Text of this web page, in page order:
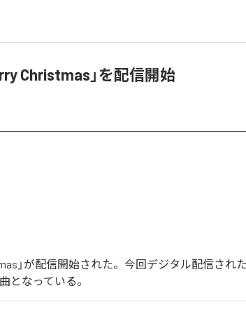
Christmas」を配信開始
」が配信開始された。今回デジタル配信され
となっている。